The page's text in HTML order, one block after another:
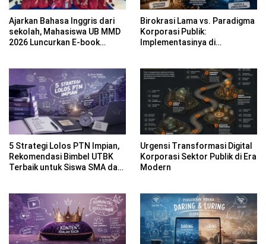
Ajarkan Bahasa Inggris dari
sekolah, Mahasiswa UB MMD
2026 Luncurkan E-book
Sumberngepoh
Birokrasi Lama vs. Paradigma
Korporasi Publik:
Implementasinya di
5 Strategi Lolos PTN Impian,
Rekomendasi Bimbel UTBK
Terbaik untuk Siswa SMA dan
Urgensi Transformasi Digital
Korporasi Sektor Publik di Era
Modern